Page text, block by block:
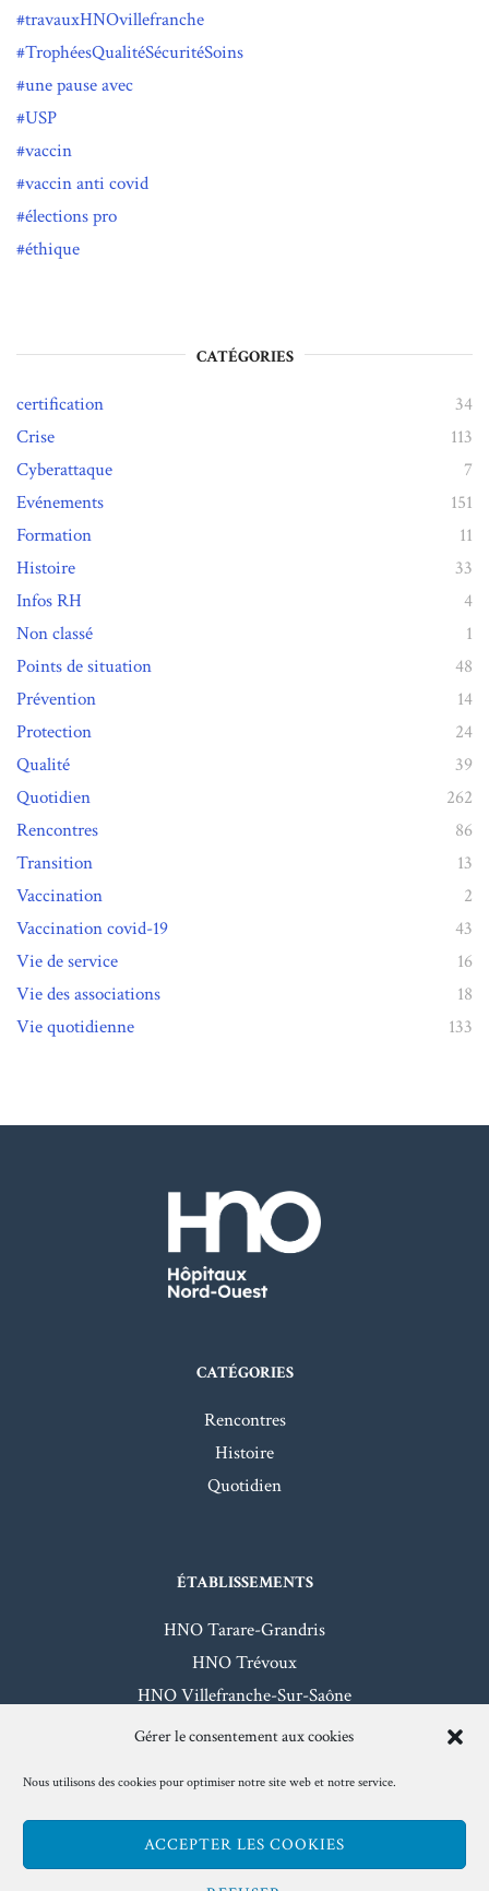
Gérer le consentement aux cookies
Nous utilisons des cookies pour optimiser notre site web et notre service.
ACCEPTER LES COOKIES
travauxHNOvillefranche
TrophéesQualitéSécuritéSoins
une pause avec
USP
vaccin
vaccin anti covid
élections pro
éthique
CATÉGORIES
certification
34
Crise
113
Cyberattaque
7
Evénements
151
Formation
11
Histoire
33
Infos RH
4
Non classé
1
Points de situation
48
Prévention
14
Protection
24
Qualité
39
Quotidien
262
Rencontres
86
Transition
13
Vaccination
2
Vaccination covid-19
43
Vie de service
16
Vie des associations
18
Vie quotidienne
133
CATÉGORIES
Rencontres
Histoire
Quotidien
ÉTABLISSEMENTS
HNO Tarare-Grandris
HNO Trévoux
HNO Villefranche-Sur-Saône
HNO Beaujeu-Belleville